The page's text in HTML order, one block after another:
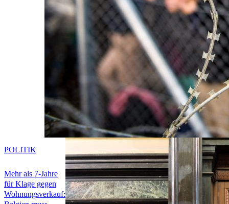
Mehr als 7-Jahre
für Klage gegen
Wohnungsverkauf:
POLITIK